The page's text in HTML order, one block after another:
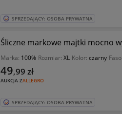
SPRZEDAJĄCY: OSOBA PRYWATNA
Śliczne markowe majtki mocno
Marka: 100% Rozmiar: XL Kolor: czarny
AUKCJA ZALLEGRO
49,99 zł
SPRZEDAJĄCY: OSOBA PRYWATNA